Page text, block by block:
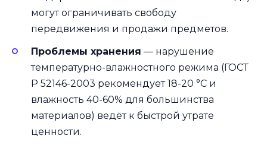
могут ограничивать свободу
передвижения и продажи предметов.
Проблемы хранения — нарушение
температурно-влажностного режима (ГОСТ
Р 52146-2003 рекомендует 18-20 °C и
влажность 40-60% для большинства
материалов) ведёт к быстрой утрате
ценности.